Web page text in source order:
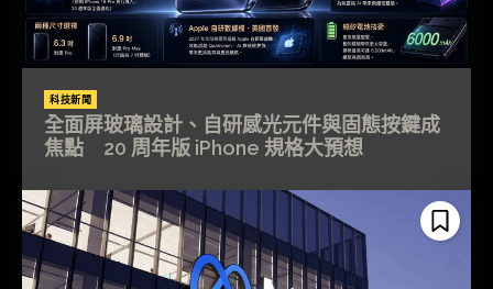
科技新聞
全面屏玻璃設計、自研感光元件與固態按鍵成
焦點 20 周年版 iPhone 規格大預想